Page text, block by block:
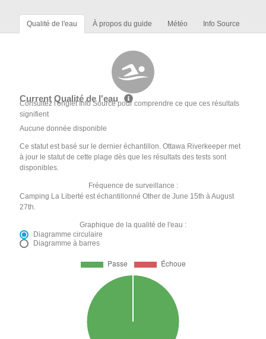
Qualité de l'eau À propos du guide Météo Info Source
Current Qualité de l'eau
Consultez l'onglet Info Source pour comprendre ce que ces résultats
signifient
Aucune donnée disponible
Ce statut est basé sur le dernier échantillon. Ottawa Riverkeeper met
à jour le statut de cette plage dès que les résultats des tests sont
disponibles.
Fréquence de surveillance :
Camping La Liberté est échantillonné Other de June 15th à August
27th.
Graphique de la qualité de l'eau :
Diagramme circulaire
Diagramme à barres